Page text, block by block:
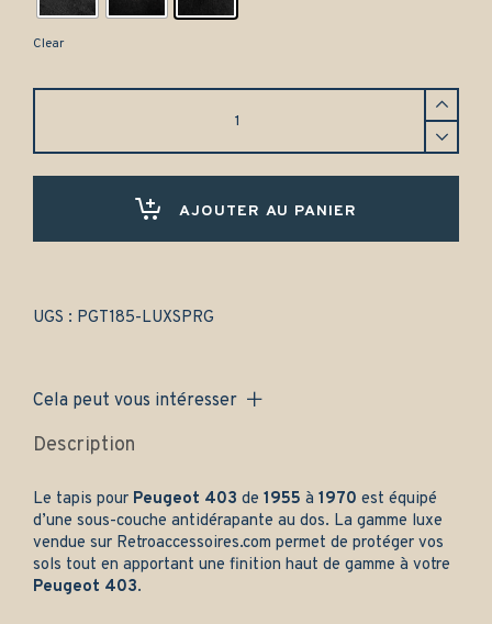
Clear
luxe
AJOUTER AU PANIER
UGS : PGT185-LUXSPRG
Cela peut vous intéresser
Description
Le tapis pour Peugeot 403 de 1955 à 1970 est équipé
d’une sous-couche antidérapante au dos. La gamme luxe
vendue sur Retroaccessoires.com permet de protéger vos
sols tout en apportant une finition haut de gamme à votre
Peugeot 403.